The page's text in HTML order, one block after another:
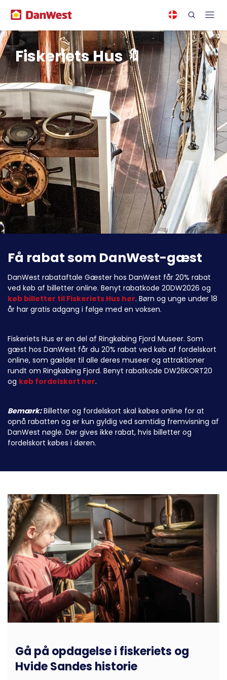
Fiskeriets Hus 🔖
Få rabat som DanWest-gæst
DanWest rabataftale Gæster hos DanWest får 20% rabat
ved køb af billetter online. Benyt rabatkode 20DW2026 og
køb billetter til Fiskeriets Hus her. Børn og unge under 18
år har gratis adgang i følge med en voksen.
Fiskeriets Hus er en del af Ringkøbing Fjord Museer. Som
gæst hos DanWest får du 20% rabat ved køb af fordelskort
online, som gælder til alle deres museer og attraktioner
rundt om Ringkøbing Fjord. Benyt rabatkode DW26KORT20
og køb fordelskort her.
Bemærk:Billetter og fordelskort skal købes online for at
opnå rabatten og er kun gyldig ved samtidig fremvisning af
DanWest nøgle. Der gives ikke rabat, hvis billetter og
fordelskort købes i døren.
Gå på opdagelse i fiskeriets og
Hvide Sandes historie